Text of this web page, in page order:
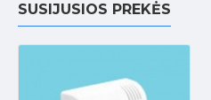
SUSIJUSIOS PREKĖS